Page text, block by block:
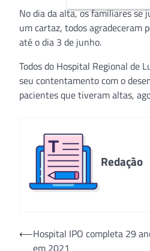
No dia da alta, os familiares se
um cartaz, todos agradeceram
até o dia 3 de junho.
Todos do Hospital Regional de
seu contentamento com o
pacientes que tiveram altas,
Redação
Navegação
⟵Hospital IPO completa 29
em 2021